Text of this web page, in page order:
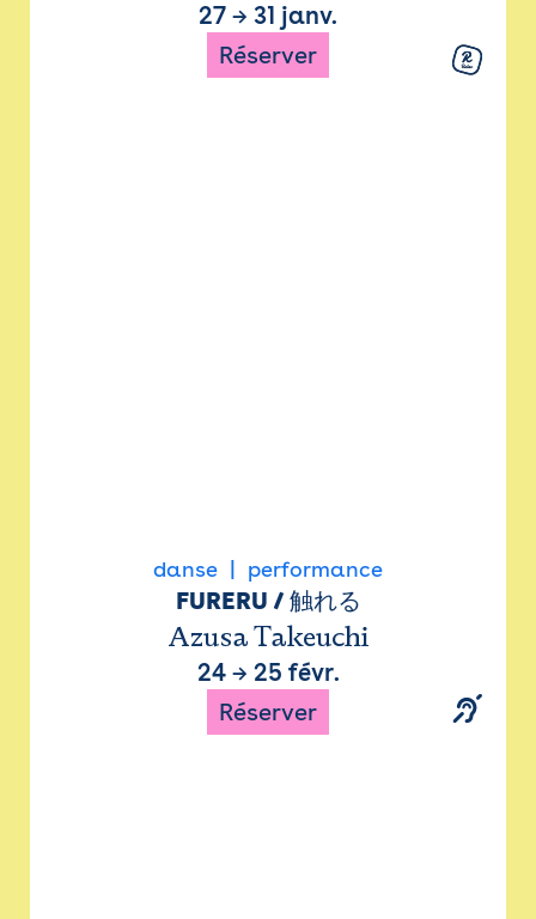
27 → 31 janv.
Réserver
danse performance
FURERU / 触れる
Azusa Takeuchi
24→ 25 févr.
Réserver